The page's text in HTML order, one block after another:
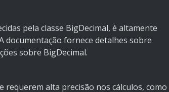
pela classe BigDecimal, é altamente
documentação fornece detalhes sobre
sobre BigDecimal.
requerem alta precisão nos cálculos, como